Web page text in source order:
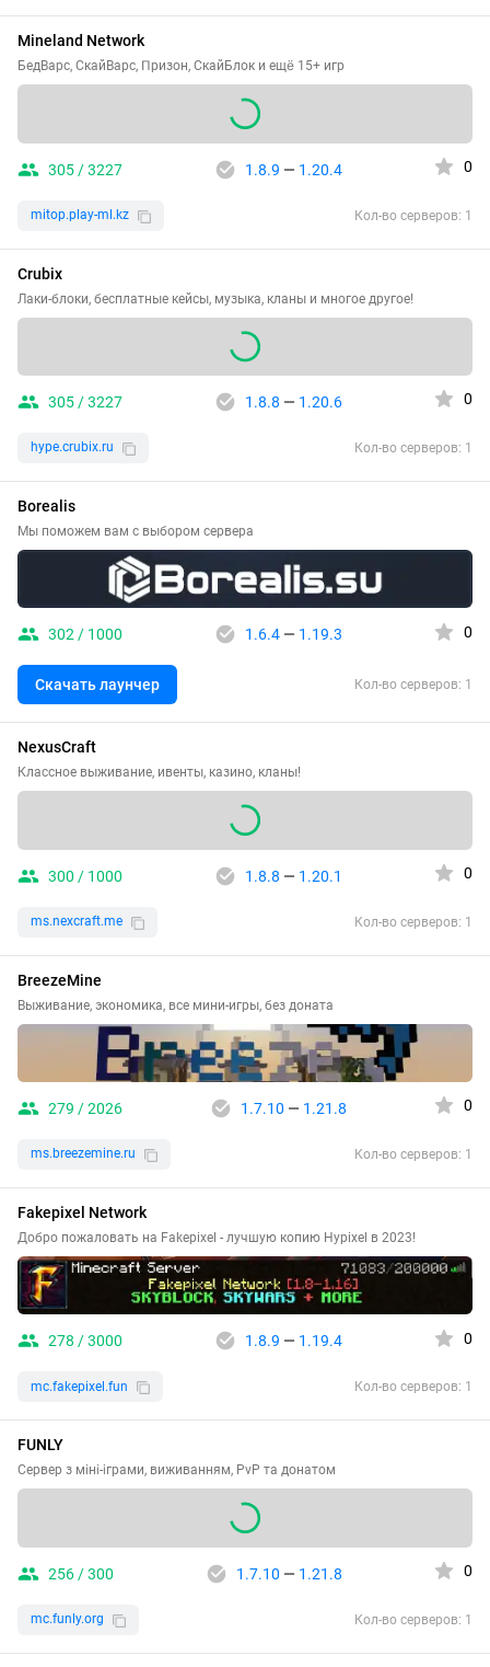
Mineland Network
БедВарс, СкайВарс, Призон, СкайБлок и ещё 15+ игр
305 / 3227 1.8.9 — 1.20.4 0
mitop.play-ml.kz Кол-во серверов: 1
Crubix
Лаки-блоки, бесплатные кейсы, музыка, кланы и многое другое!
305 / 3227 1.8.8 — 1.20.6 0
hype.crubix.ru Кол-во серверов: 1
Borealis
Мы поможем вам с выбором сервера
302 / 1000 1.6.4— 1.19.3 0
Скачать лаунчер Кол-во серверов: 1
NexusCraft
Классное выживание, ивенты, казино, кланы!
300 / 1000 1.8.8 — 1.20.1 0
ms.nexcraft.me Кол-во серверов: 1
BreezeMine
Выживание, экономика, все мини-игры, без доната
279 / 2026 1.7.10 — 1.21.8 0
ms.breezemine.ru Кол-во серверов: 1
Fakepixel Network
Добро пожаловать на Fakepixel - лучшую копию Hypixel в 2023!
278 / 3000 1.8.9 — 1.19.4 0
mc.fakepixel.fun Кол-во серверов: 1
FUNLY
Сервер з міні-іграми, виживанням, PvP та донатом
256 / 300 1.7.10 — 1.21.8 0
mc.funly.org Кол-во серверов: 1